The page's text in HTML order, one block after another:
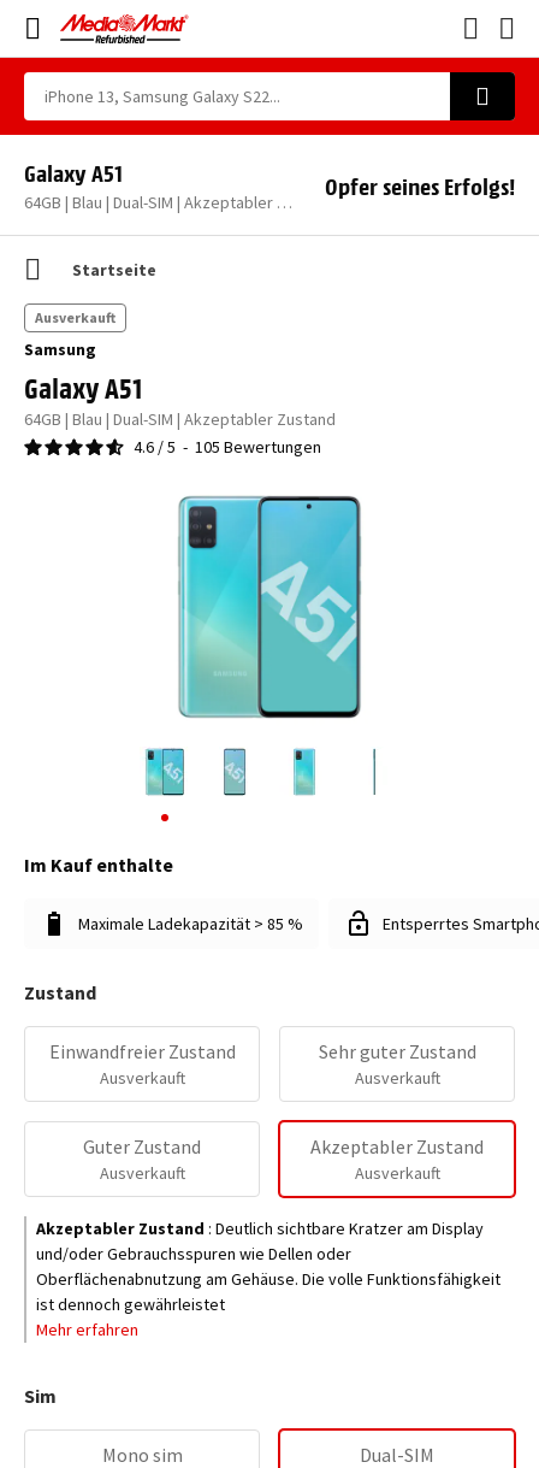
Galaxy A51
64GB | Blau | Dual-SIM | Akzeptabler Zustand
Opfer seines Erfolgs!
Startseite
Samsung
Galaxy A51
64GB | Blau | Dual-SIM | Akzeptabler Zustand
4.6 /5 - 105 Bewertungen
Ausverkauft
Im Kauf enthalte
Maximale Ladekapazität > 85 % Entsperrtes
Zustand
Einwandfreier Zustand
Ausverkauft
Sehr guter Zustand
Ausverkauft
Guter Zustand
Ausverkauft
Akzeptabler Zustand
Ausverkauft
Akzeptabler Zustand : Deutlich sichtbare Kratzer am Display
und/oder Gebrauchsspuren wie Dellen oder
Oberflächenabnutzung am Gehäuse. Die volle Funktionsfähigkeit
ist dennoch gewährleistet
Mehr erfahren
Sim
Mono sim Dual-SIM